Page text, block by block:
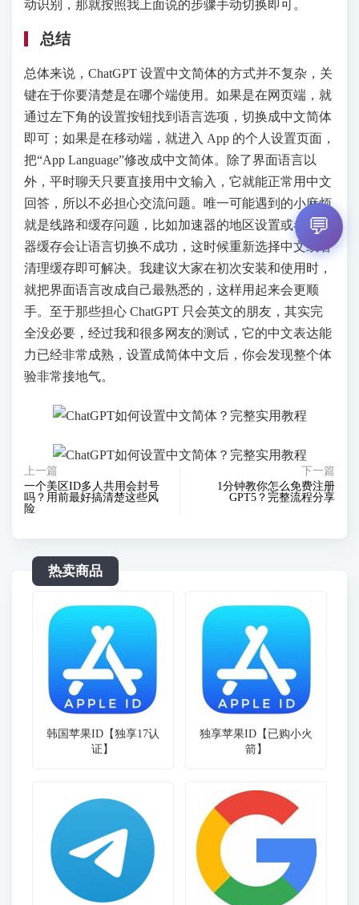
动识别，那就按照我上面说的步骤手动切换即可。
总结
总体来说，ChatGPT 设置中文简体的方式并不复杂，关
键在于你要清楚是在哪个端使用。如果是在网页端，就
通过左下角的设置按钮找到语言选项，切换成中文简体
即可；如果是在移动端，就进入 App 的个人设置页面，
把“App Language”修改成中文简体。除了界面语言以
外，平时聊天只要直接用中文输入，它就能正常用中文
回答，所以不必担心交流问题。唯一可能遇到的小麻烦
就是线路和缓存问题，比如加速器的地区设置或者浏览
器缓存会让语言切换不成功，这时候重新选择中文或者
清理缓存即可解决。我建议大家在初次安装和使用时，
就把界面语言改成自己最熟悉的，这样用起来会更顺
手。至于那些担心 ChatGPT 只会英文的朋友，其实完
全没必要，经过我和很多网友的测试，它的中文表达能
力已经非常成熟，设置成简体中文后，你会发现整个体
验非常接地气。
上一篇
一个美区ID多人共用会封号
吗？用前最好搞清楚这些风
险
下一篇
1分钟教你怎么免费注册
GPT5？完整流程分享
热卖商品
韩国苹果ID【独享17认
证】
独享苹果ID【已购小火
箭】
💬